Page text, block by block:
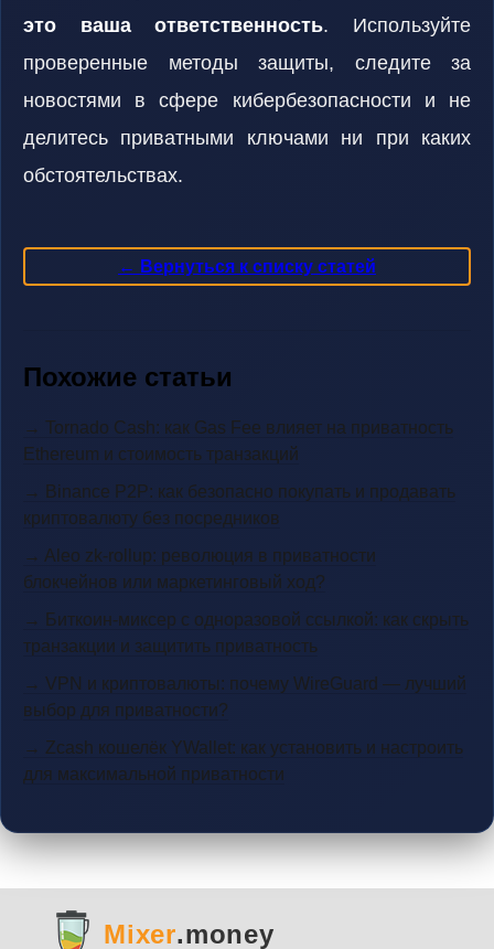
это ваша ответственность. Используйте
проверенные методы защиты, следите за
новостями в сфере кибербезопасности и не
делитесь приватными ключами ни при каких
обстоятельствах.
← Вернуться к списку статей
Похожие статьи
→ Tornado Cash: как Gas Fee влияет на приватность
Ethereum и стоимость транзакций
→ Binance P2P: как безопасно покупать и продавать
криптовалюту без посредников
→ Aleo zk-rollup: революция в приватности
блокчейнов или маркетинговый ход?
→ Биткоин-миксер с одноразовой ссылкой: как скрыть
транзакции и защитить приватность
→ VPN и криптовалюты: почему WireGuard — лучший
выбор для приватности?
→ Zcash кошелёк YWallet: как установить и настроить
для максимальной приватности
Mixer.money